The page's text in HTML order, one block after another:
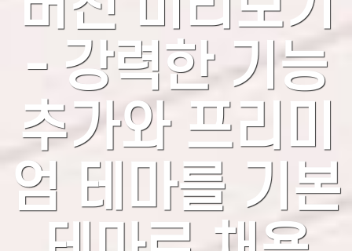
- 강력한 기능
추가와 프리미
엄 테마를 기본